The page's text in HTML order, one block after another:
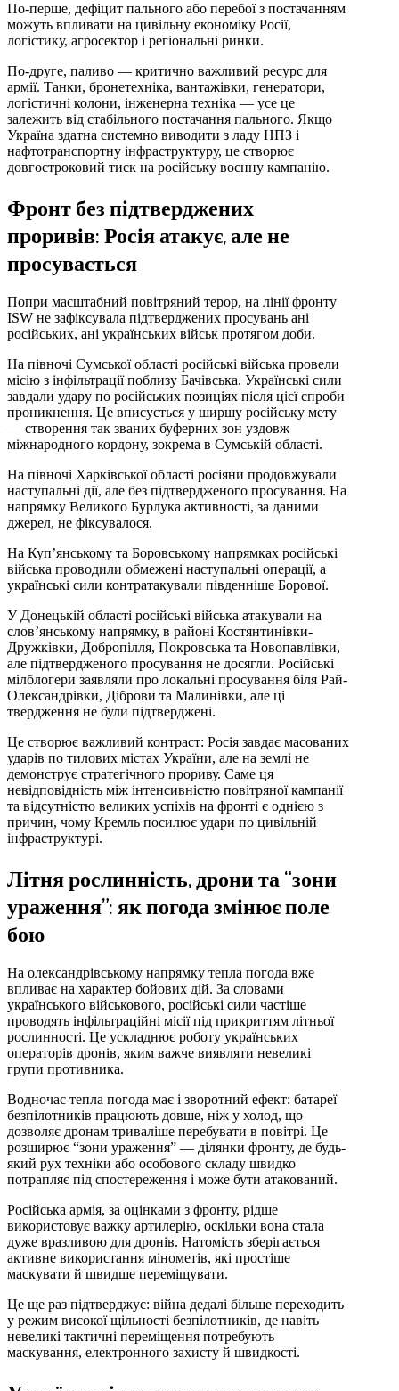
По-перше, дефіцит пального або перебої з постачанням
можуть впливати на цивільну економіку Росії,
логістику, агросектор і регіональні ринки.
По-друге, паливо — критично важливий ресурс для
армії. Танки, бронетехніка, вантажівки, генератори,
логістичні колони, інженерна техніка — усе це
залежить від стабільного постачання пального. Якщо
Україна здатна системно виводити з ладу НПЗ і
нафтотранспортну інфраструктуру, це створює
довгостроковий тиск на російську воєнну кампанію.
Фронт без підтверджених
проривів: Росія атакує, але не
просувається
Попри масштабний повітряний терор, на лінії фронту
ISW не зафіксувала підтверджених просувань ані
російських, ані українських військ протягом доби.
На півночі Сумської області російські війська провели
місію з інфільтрації поблизу Бачівська. Українські сили
завдали удару по російських позиціях після цієї спроби
проникнення. Це вписується у ширшу російську мету
— створення так званих буферних зон уздовж
міжнародного кордону, зокрема в Сумській області.
На півночі Харківської області росіяни продовжували
наступальні дії, але без підтвердженого просування. На
напрямку Великого Бурлука активності, за даними
джерел, не фіксувалося.
На Куп’янському та Боровському напрямках російські
війська проводили обмежені наступальні операції, а
українські сили контратакували південніше Борової.
У Донецькій області російські війська атакували на
слов’янському напрямку, в районі Костянтинівки-
Дружківки, Добропілля, Покровська та Новопавлівки,
але підтвердженого просування не досягли. Російські
мілблогери заявляли про локальні просування біля Рай-
Олександрівки, Діброви та Малинівки, але ці
твердження не були підтверджені.
Це створює важливий контраст: Росія завдає масованих
ударів по тилових містах України, але на землі не
демонструє стратегічного прориву. Саме ця
невідповідність між інтенсивністю повітряної кампанії
та відсутністю великих успіхів на фронті є однією з
причин, чому Кремль посилює удари по цивільній
інфраструктурі.
Літня рослинність, дрони та “зони
ураження”: як погода змінює поле
бою
На олександрівському напрямку тепла погода вже
впливає на характер бойових дій. За словами
українського військового, російські сили частіше
проводять інфільтраційні місії під прикриттям літньої
рослинності. Це ускладнює роботу українських
операторів дронів, яким важче виявляти невеликі
групи противника.
Водночас тепла погода має і зворотний ефект: батареї
безпілотників працюють довше, ніж у холод, що
дозволяє дронам триваліше перебувати в повітрі. Це
розширює “зони ураження” — ділянки фронту, де будь-
який рух техніки або особового складу швидко
потрапляє під спостереження і може бути атакований.
Російська армія, за оцінками з фронту, рідше
використовує важку артилерію, оскільки вона стала
дуже вразливою для дронів. Натомість зберігається
активне використання мінометів, які простіше
маскувати й швидше переміщувати.
Це ще раз підтверджує: війна дедалі більше переходить
у режим високої щільності безпілотників, де навіть
невеликі тактичні переміщення потребують
маскування, електронного захисту й швидкості.